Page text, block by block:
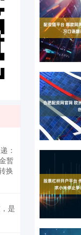
：
暂
换
是